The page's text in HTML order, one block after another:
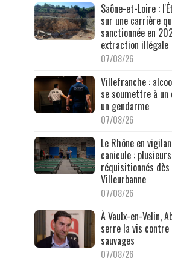
Saône-et-Loire :
sur une carrière
sanctionnée en
extraction illégale
07/08/26
Villefranche :
se soumettre à
un gendarme
07/08/26
Le Rhône en
canicule :
réquisitionnés dès
Villeurbanne
07/08/26
À Vaulx-en-Velin,
serre la vis contre
sauvages
07/08/26